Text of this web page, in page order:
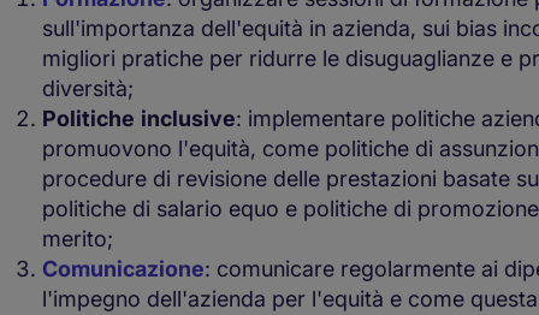
sull'importanza dell'equità in azienda, sui bias
migliori pratiche per ridurre le disuguaglianze e
diversità;
Politiche inclusive: implementare politiche
promuovono l'equità, come politiche di
procedure di revisione delle prestazioni basate
politiche di salario equo e politiche di
merito;
Comunicazione: comunicare regolarmente ai
l'impegno dell'azienda per l'equità e come